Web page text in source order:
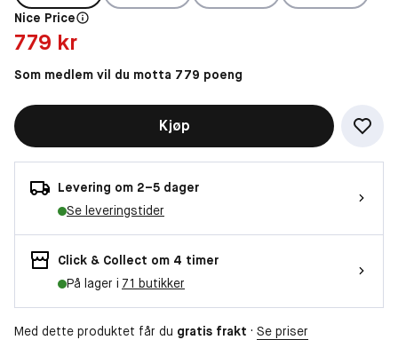
Nice Price
Pris: 779 kr
779 kr
Som medlem vil du motta 779 poeng
Kjøp
Levering om 2–5 dager
Se leveringstider
Click & Collect om 4 timer
På lager i 71 butikker
Med dette produktet får du gratis frakt · Se priser